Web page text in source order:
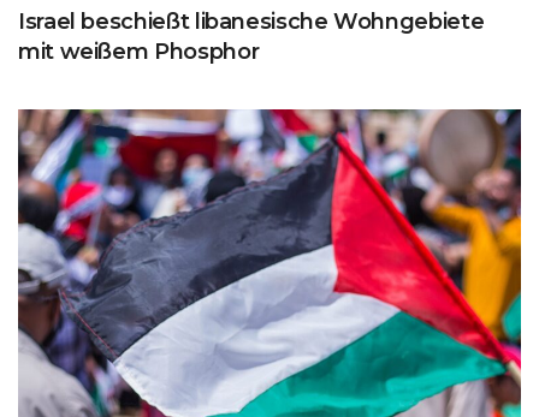
Israel beschießt libanesische Wohngebiete
mit weißem Phosphor